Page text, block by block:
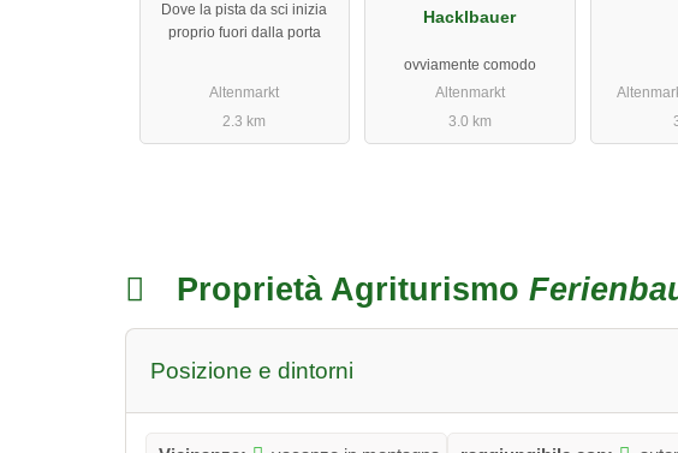
Dove la pista da sci inizia
proprio fuori dalla porta
Altenmarkt
2.3 km
Hacklbauer
ovviamente comodo
Altenmarkt
3.0 km
Proprietà Agriturismo
Posizione e dintorni